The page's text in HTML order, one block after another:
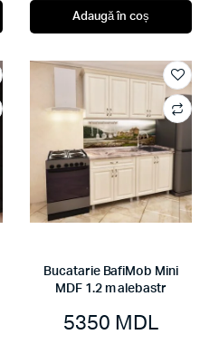
Adaugă în coș
Bucatarie BafiMob Mini
MDF 1.2 m alebastr
5350 MDL